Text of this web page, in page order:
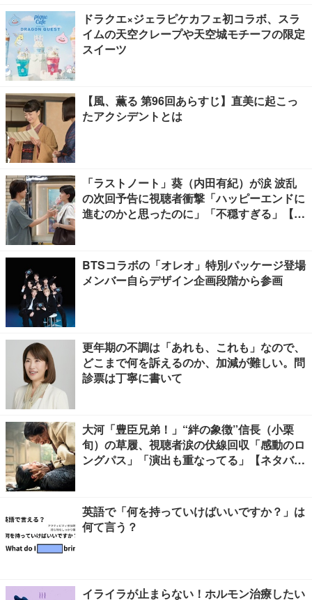
ドラクエ×ジェラピケカフェ初コラボ、スラ
イムの天空クレープや天空城モチーフの限定
スイーツ
【風、薫る 第96回あらすじ】直美に起こっ
たアクシデントとは
「ラストノート」葵（内田有紀）が涙 波乱
の次回予告に視聴者衝撃「ハッピーエンドに
進むのかと思ったのに」「不穏すぎる」【ネ
BTSコラボの「オレオ」特別パッケージ登場
メンバー自らデザイン企画段階から参画
更年期の不調は「あれも、これも」なので、
どこまで何を訴えるのか、加減が難しい。問
診票は丁寧に書いて
大河「豊臣兄弟！」“絆の象徴”信長（小栗
旬）の草履、視聴者涙の伏線回収「感動のロ
ングパス」「演出も重なってる」【ネタバレ
英語で「何を持っていけばいいですか？」は
何て言う？
イライラが止まらない！ホルモン治療したい